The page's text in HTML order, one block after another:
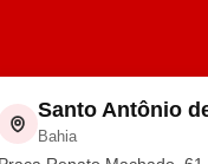
Santo Antônio
Bahia